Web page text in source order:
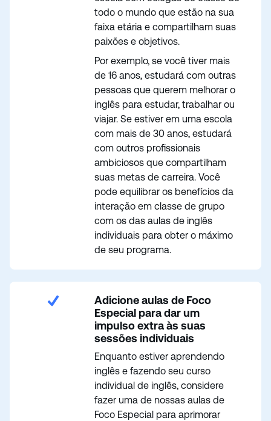
todo o mundo que estão na sua
faixa etária e compartilham suas
paixões e objetivos.
Por exemplo, se você tiver mais
de 16 anos, estudará com outras
pessoas que querem melhorar o
inglês para estudar, trabalhar ou
viajar. Se estiver em uma escola
com mais de 30 anos, estudará
com outros profissionais
ambiciosos que compartilham
suas metas de carreira. Você
pode equilibrar os benefícios da
interação em classe de grupo
com os das aulas de inglês
individuais para obter o máximo
de seu programa.
Adicione aulas de Foco
Especial para dar um
impulso extra às suas
sessões individuais
Enquanto estiver aprendendo
inglês e fazendo seu curso
individual de inglês, considere
fazer uma de nossas aulas de
Foco Especial para aprimorar